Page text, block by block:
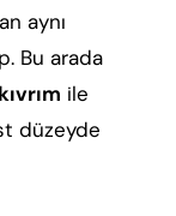
aynı
Bu arada
ile
düzeyde